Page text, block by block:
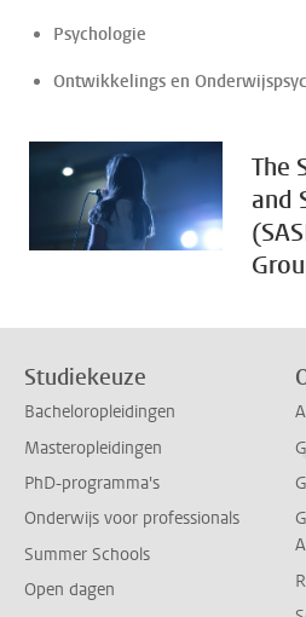
Psychologie
Ontwikkelings en
The
and
Studiekeuze
Bacheloropleidingen
Masteropleidingen
PhD-programma's
Onderwijs voor professionals
Summer Schools
Open dagen